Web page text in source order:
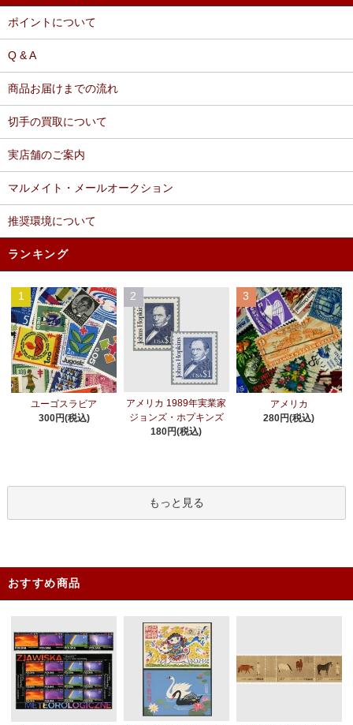
ポイントについて
Q & A
商品お届けまでの流れ
切手の買取について
実店舗のご案内
マルメイト・メールオークション
推奨環境について
ランキング
1
ユーゴスラビア
300円(税込)
2
アメリカ 1989年実業家
ジョンズ・ホプキンズ
180円(税込)
3
アメリカ
280円(税込)
もっと見る
おすすめ商品